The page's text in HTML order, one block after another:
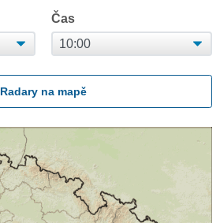
Čas
Radary na mapě